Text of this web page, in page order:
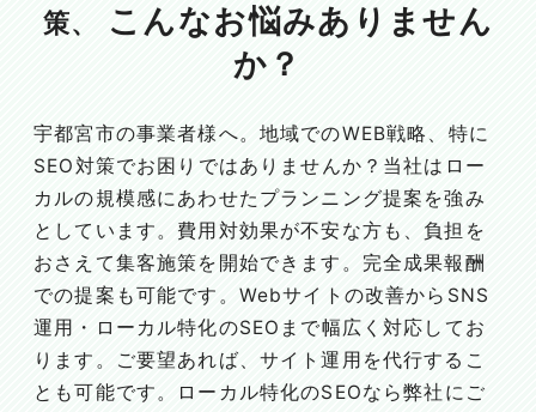
策、
こんなお悩みありません
か？
宇都宮市の事業者様へ。地域でのWEB戦略、特に
SEO対策でお困りではありませんか？当社はロー
カルの規模感にあわせたプランニング提案を強み
としています。費用対効果が不安な方も、負担を
おさえて集客施策を開始できます。完全成果報酬
での提案も可能です。Webサイトの改善からSNS
運用・ローカル特化のSEOまで幅広く対応してお
ります。ご要望あれば、サイト運用を代行するこ
とも可能です。ローカル特化のSEOなら弊社にご